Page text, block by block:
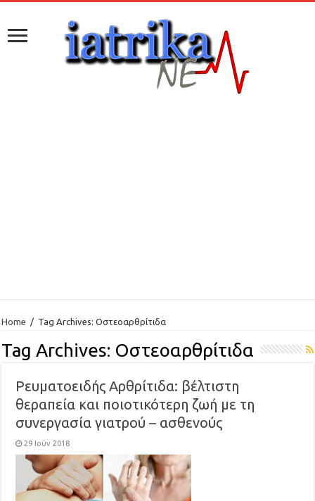
Home / Tag Archives: Οστεοαρθρίτιδα
Tag Archives: Οστεοαρθρίτιδα
Ρευματοειδής Αρθρίτιδα: βέλτιστη
θεραπεία και ποιοτικότερη ζωή με τη
συνεργασία γιατρού – ασθενούς
29 Ιούν 2018